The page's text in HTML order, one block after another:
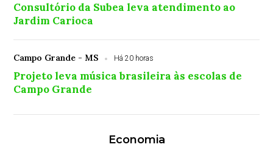
Consultório da Subea leva atendimento ao
Jardim Carioca
Campo Grande - MS Há 20 horas
Projeto leva música brasileira às escolas de
Campo Grande
Economia